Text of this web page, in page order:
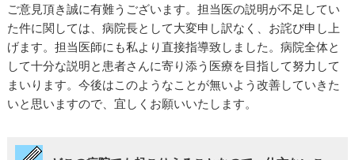
ご意見頂き誠に有難うございます。担当医の説明が不足してい
た件に関しては、病院長として大変申し訳なく、お詫び申し上
げます。担当医師にも私より直接指導致しました。病院全体と
して十分な説明と患者さんに寄り添う医療を目指して努力して
まいります。今後はこのようなことが無いよう改善していきた
いと思いますので、宜しくお願いいたします。